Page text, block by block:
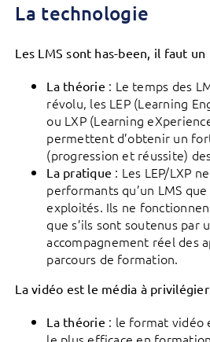
La technologie
Les LMS sont has-been, il faut un
La théorie : Le temps des
révolu, les LEP (Learning
ou LXP (Learning
permettent d’obtenir un
(progression et réussite)
La pratique : Les LEP/LXP
performants qu’un LMS
exploités. Ils ne
que s’ils sont soutenus par
accompagnement réel des
parcours de formation.
La vidéo est le média à privilégier
La théorie : le format vidéo